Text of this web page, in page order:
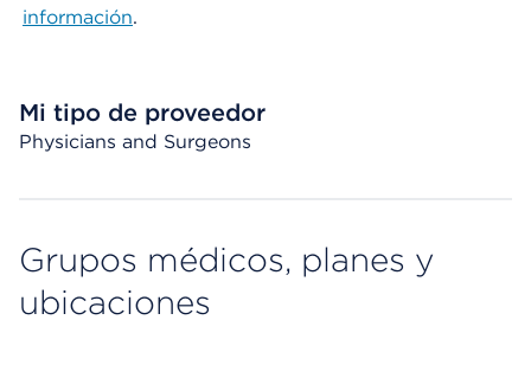
información.
Mi tipo de proveedor
Physicians and Surgeons
Grupos médicos, planes y
ubicaciones